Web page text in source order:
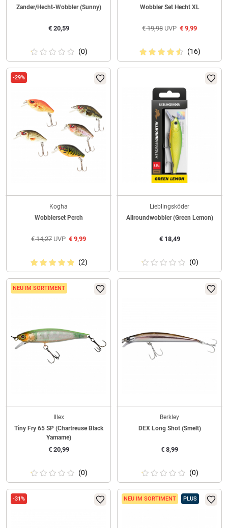
Zander/Hecht-Wobbler (Sunny)
€20,59
(0)
Wobbler Set Hecht XL
€19,98 UVP € 9,99
(16)
-29%
Kogha
Wobblerset Perch
€14,27 UVP € 9,99
(2)
Lieblingsköder
Allroundwobbler (Green Lemon)
€18,49
(0)
NEU IM SORTIMENT
Illex
Tiny Fry 65 SP (Chartreuse Black
Yamame)
€20,99
(0)
Berkley
DEX Long Shot (Smelt)
€ 8,99
(0)
-31% NEU IM SORTIMENT PLUS